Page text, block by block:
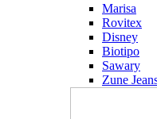
Marisa
Rovitex
Disney
Biotipo
Sawary
Zune